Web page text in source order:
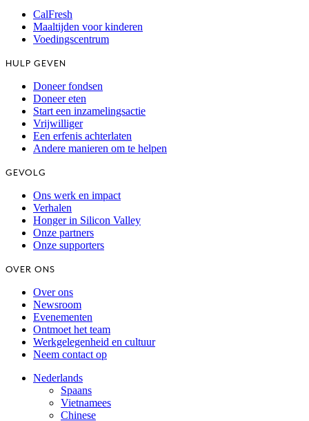
CalFresh
Maaltijden voor kinderen
Voedingscentrum
HULP GEVEN
Doneer fondsen
Doneer eten
Start een inzamelingsactie
Vrijwilliger
Een erfenis achterlaten
Andere manieren om te helpen
GEVOLG
Ons werk en impact
Verhalen
Honger in Silicon Valley
Onze partners
Onze supporters
OVER ONS
Over ons
Newsroom
Evenementen
Ontmoet het team
Werkgelegenheid en cultuur
Neem contact op
Nederlands
Spaans
Vietnamees
Chinese